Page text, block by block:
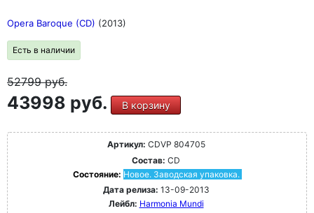
Opera Baroque (CD) (2013)
Есть в наличии
52799руб.
43998 руб. В корзину
Артикул: CDVP 804705
Состав: CD
Состояние: Новое. Заводская упаковка.
Дата релиза: 13-09-2013
Лейбл: Harmonia Mundi